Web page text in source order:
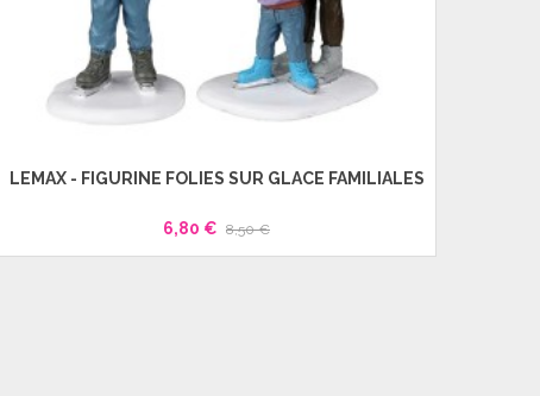
LEMAX - FIGURINE FOLIES SUR GLACE FAMILIALES
6,80 € 8,50 €